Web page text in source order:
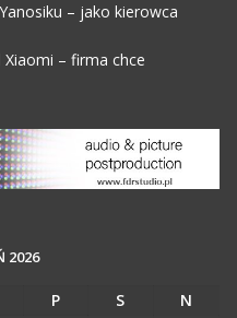
– jako kierowca
Xiaomi – firma chce
2026
P S
N